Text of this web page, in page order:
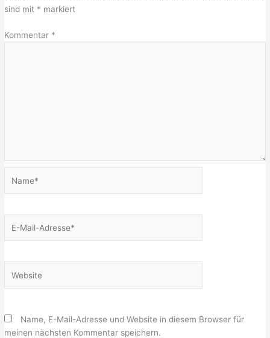
sind mit * markiert
Kommentar *
Mail-
Name, E-Mail-Adresse und Website in diesem Browser für
meinen nächsten Kommentar speichern.